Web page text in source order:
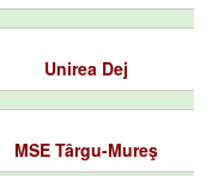
Unirea Dej
MSE Târgu-Mureş